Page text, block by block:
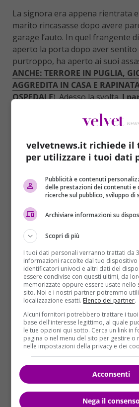
La signora era appena rientrata
marito rincasasse dopo avere
garage l’auto. In quel frangente
aperto la porta dopo aver sentito
purtroppo, ha aperto ai suoi
ANCHE: TERRORE IN PUGLIA,
AGGREDITA IN CASA E
OSPEDALE). Adesso la svolta.I
dicembre in Questura, a Bari,
Gianfranco Colucci, di 20
rapinatori.
Due giorni fa erano stati invece
nell’ambito delle indagini,
Francesco Scardi, di 54 e 45 anni,
stessi reati di cui risponde
preterintenzionale e rapina
20enne era stato arrestato il 16
possesso di arma. Non è esclusa
basista.
velvetnews.it richiede il
per utilizzare i tuoi dati
Pubblicità e contenuti
delle prestazioni dei contenuti e
ricerche sul pubblico, sviluppo di
Archiviare informazioni su
Scopri di più
I tuoi dati personali verranno trattati da
informazioni raccolte dal tuo dispositivo
identificatori univoci e altri dati del
essere condivise con questi ultimi, da
memorizzate oppure essere usate nello
sito. Noi e i nostri partner potremmo
localizzazione esatti. Elenco dei partner.
Alcuni fornitori potrebbero trattare i
base dell'interesse legittimo, al quale
le tue opzioni qui sotto. Cerca un link in
pagina o nel menu del sito per gestire o
nelle impostazioni della privacy e dei
Acconsenti
Nega il consenso